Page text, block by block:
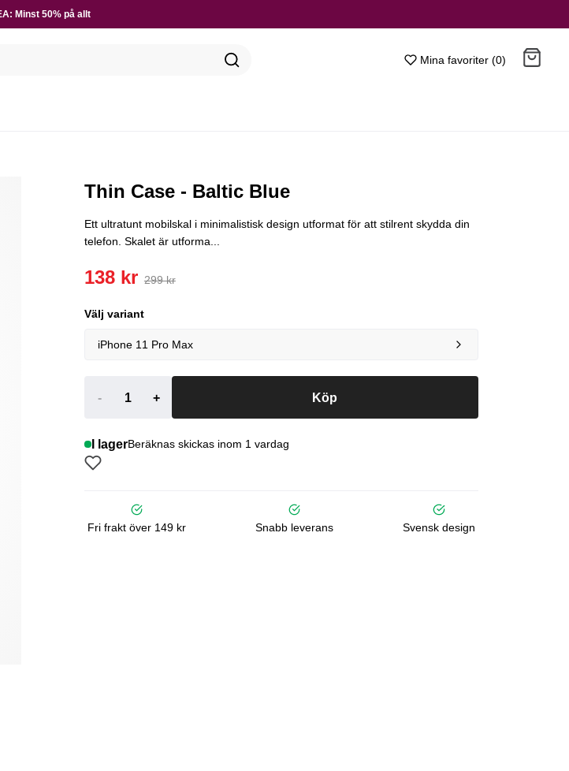
Minst 50% på allt
Mina favoriter (0)
Thin Case - Baltic Blue
Ett ultratunt mobilskal i minimalistisk design utformat för att stilrent skydda din
telefon. Skalet är utforma...
138 kr 299 kr
Välj variant
iPhone 11 Pro Max
- + Köp
I lagerBeräknas skickas inom 1 vardag
Fri frakt över 149 kr Snabb leverans Svensk design